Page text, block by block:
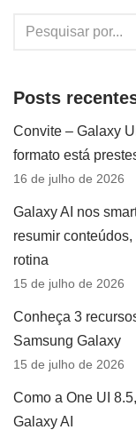
Posts
Convite – Galaxy
formato está
16 de julho de 2026
Galaxy AI nos
resumir
rotina
15 de julho de 2026
Conheça 3
Samsung Galaxy
15 de julho de 2026
Como a One UI
Galaxy AI